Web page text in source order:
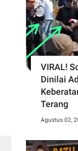
VIRAL!
Dinilai
Terang
Agustus 02,